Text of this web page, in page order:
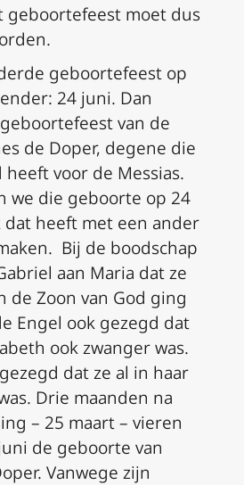
geboortefeest moet dus
geboortefeest op
24 juni. Dan
van de
de Doper, degene die
voor de Messias.
we die geboorte op 24
dat heeft met een ander
Bij de boodschap
aan Maria dat ze
de Zoon van God ging
Engel ook gezegd dat
ook zwanger was.
dat ze al in haar
Drie maanden na
– 25 maart – vieren
de geboorte van
Vanwege zijn